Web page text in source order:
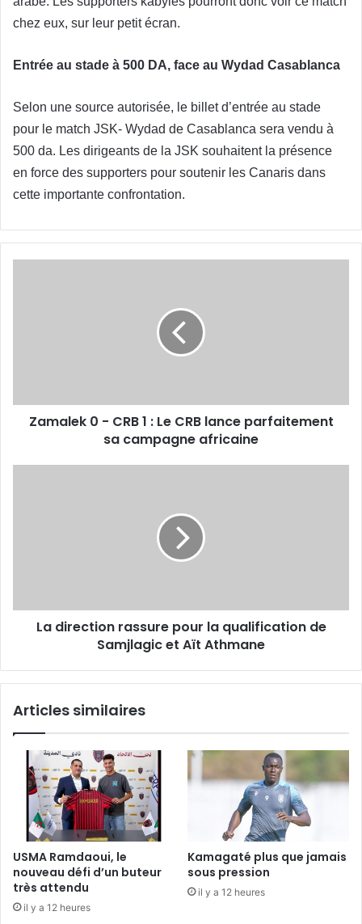
chez eux, sur leur petit écran.
Entrée au stade à 500 DA, face au Wydad Casablanca
Selon une source autorisée, le billet d’entrée au stade
pour le match JSK- Wydad de Casablanca sera vendu à
500 da. Les dirigeants de la JSK souhaitent la présence
en force des supporters pour soutenir les Canaris dans
cette importante confrontation.
lance
parfaitement
Zamalek 0 - CRB 1 : Le CRB lance parfaitement
sa campagne africaine
et
La direction rassure pour la qualification de
Samjlagic et Aït Athmane
Articles similaires
USMA Ramdaoui, le
nouveau défi d’un buteur
très attendu
il y a 12 heures
Kamagaté plus que jamais
sous pression
il y a 12 heures